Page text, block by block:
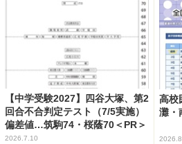
【中学受験2027】四谷大塚、第2
回合不合判定テスト（7/5実施）
偏差値…筑駒74・桜蔭70＜PR＞
2026.7.10
高校
灘・